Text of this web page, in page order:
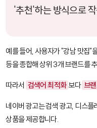
'추천'하는 방식으로
예를 들어, 사용자가 "강남 맛집"
등을 종합해 상위 3개 브랜드를
따라서 검색어 최적화 보다 브
네이버 광고는 검색 광고, 디스
상품을 제공합니다.